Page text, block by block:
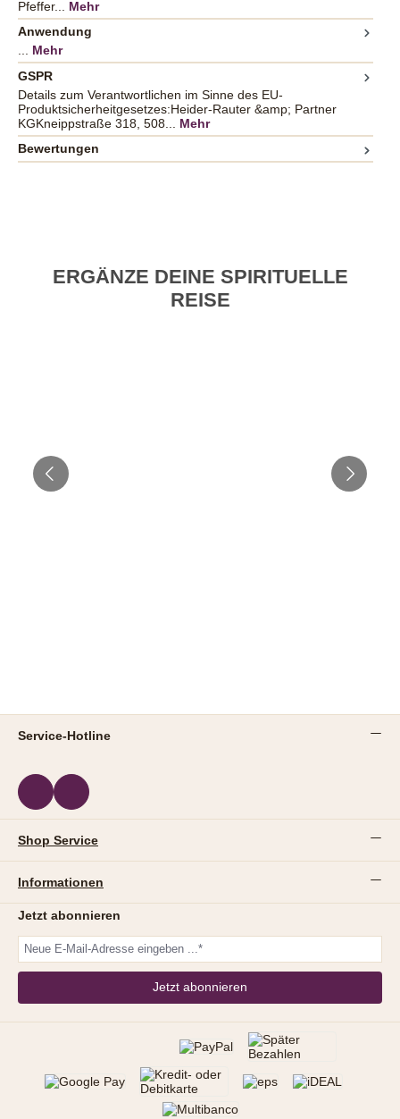
Pfeffer... Mehr
Anwendung
... Mehr
GSPR
Details zum Verantwortlichen im Sinne des EU-
Produktsicherheitgesetzes:Heider-Rauter &amp; Partner
KGKneippstraße 318, 508... Mehr
Bewertungen
ERGÄNZE DEINE SPIRITUELLE
REISE
Service-Hotline
Shop Service
Informationen
Jetzt abonnieren
Jetzt abonnieren